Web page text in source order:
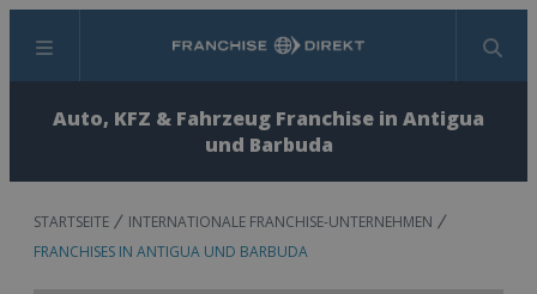
Menü Suchen
Auto, KFZ & Fahrzeug Franchise in Antigua
und Barbuda
STARTSEITE
INTERNATIONALE FRANCHISE-UNTERNEHMEN
FRANCHISES IN ANTIGUA UND BARBUDA